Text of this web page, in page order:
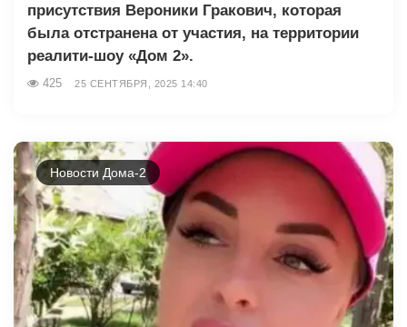
присутствия Вероники Гракович, которая
была отстранена от участия, на территории
реалити-шоу «Дом 2».
425 25 СЕНТЯБРЯ, 2025 14:40
Новости Дома-2